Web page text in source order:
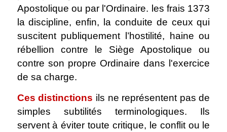
Apostolique ou par l'Ordinaire. les frais 1373
la discipline, enfin, la conduite de ceux qui
suscitent publiquement l’hostilité, haine ou
rébellion contre le Siège Apostolique ou
contre son propre Ordinaire dans l'exercice
de sa charge.
Ces distinctions ils ne représentent pas de
simples subtilités terminologiques. Ils
servent à éviter toute critique, le conflit ou le